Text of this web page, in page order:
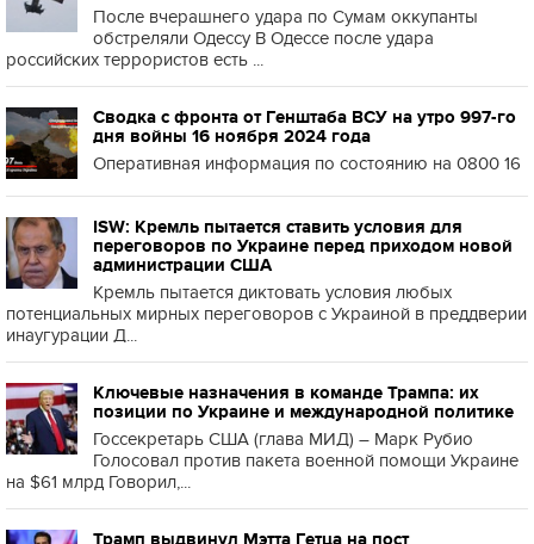
После вчерашнего удара по Сумам оккупанты
обстреляли Одессу В Одессе после удара
российских террористов есть ...
Сводка с фронта от Генштаба ВСУ на утро 997-го
дня войны 16 ноября 2024 года
Оперативная информация по состоянию на 0800 16
ISW: Кремль пытается ставить условия для
переговоров по Украине перед приходом новой
администрации США
Кремль пытается диктовать условия любых
потенциальных мирных переговоров с Украиной в преддверии
инаугурации Д...
Ключевые назначения в команде Трампа: их
позиции по Украине и международной политике
Госсекретарь США (глава МИД) – Марк Рубио
Голосовал против пакета военной помощи Украине
на $61 млрд Говорил,...
Трамп выдвинул Мэтта Гетца на пост